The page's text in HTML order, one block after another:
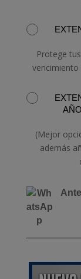
Protege
vencimiento
(Mejor
además